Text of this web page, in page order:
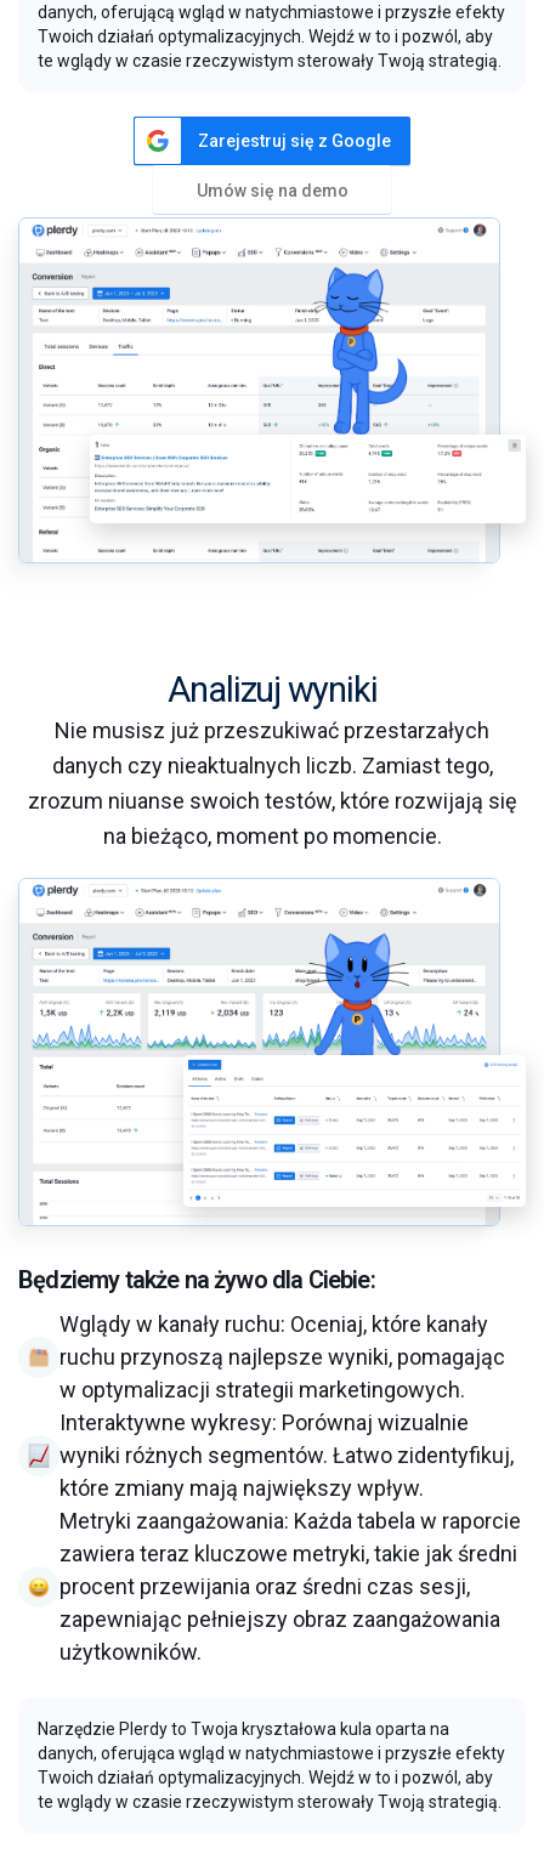
danych, oferującą wgląd w natychmiastowe i przyszłe efekty
Twoich działań optymalizacyjnych. Wejdź w to i pozwól, aby
te wglądy w czasie rzeczywistym sterowały Twoją strategią.
Zarejestruj się z Google
Umów się na demo
Analizuj wyniki
Nie musisz już przeszukiwać przestarzałych
danych czy nieaktualnych liczb. Zamiast tego,
zrozum niuanse swoich testów, które rozwijają się
na bieżąco, moment po momencie.
Będziemy także na żywo dla Ciebie:
Wglądy w kanały ruchu: Oceniaj, które kanały
ruchu przynoszą najlepsze wyniki, pomagając
w optymalizacji strategii marketingowych.
Interaktywne wykresy: Porównaj wizualnie
wyniki różnych segmentów. Łatwo zidentyfikuj,
które zmiany mają największy wpływ.
Metryki zaangażowania: Każda tabela w raporcie
zawiera teraz kluczowe metryki, takie jak średni
procent przewijania oraz średni czas sesji,
zapewniając pełniejszy obraz zaangażowania
użytkowników.
Narzędzie Plerdy to Twoja kryształowa kula oparta na
danych, oferująca wgląd w natychmiastowe i przyszłe efekty
Twoich działań optymalizacyjnych. Wejdź w to i pozwól, aby
te wglądy w czasie rzeczywistym sterowały Twoją strategią.